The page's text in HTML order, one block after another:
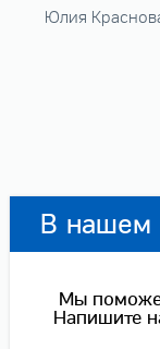
Юлия
В нашем
Мы
Напишите